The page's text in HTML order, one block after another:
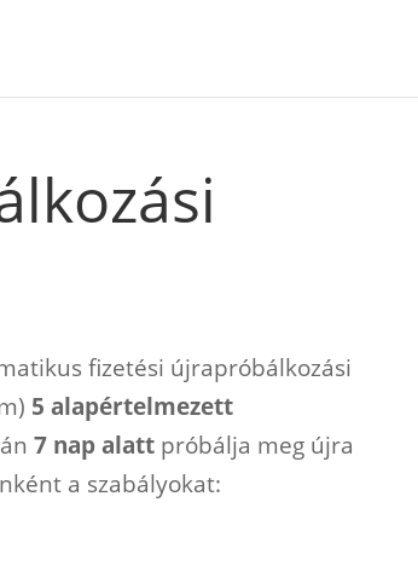
fizetési újrapróbálkozási
5 alapértelmezett
7 nap alatt próbálja meg újra
a szabályokat: